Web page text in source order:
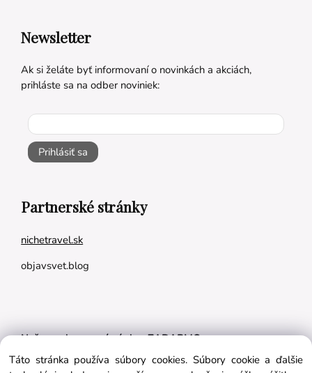
Newsletter
Ak si želáte byť informovaní o novinkách a akciách,
prihláste sa na odber noviniek:
Prihlásiť sa
Partnerské stránky
nichetravel.sk
objavsvet.blog
Naše appky pre vás úplne ZADARMO:
Tréningový plán na mieru
Táto stránka používa súbory cookies. Súbory cookie a ďalšie